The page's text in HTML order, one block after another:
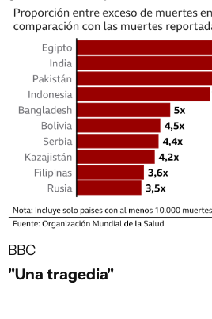
BBC
"Una tragedia"